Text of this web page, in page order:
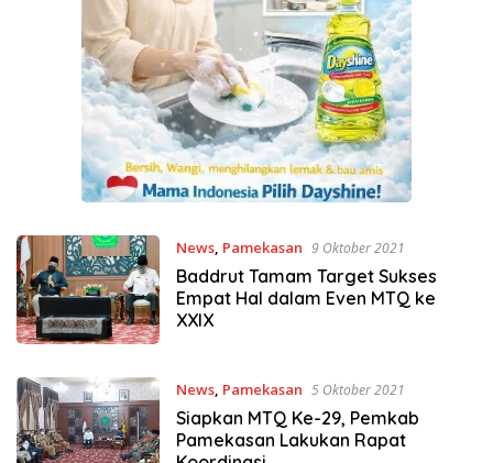
News, Pamekasan 9 Oktober 2021
Baddrut Tamam Target Sukses
Empat Hal dalam Even MTQ ke
XXIX
News, Pamekasan 5 Oktober 2021
Siapkan MTQ Ke-29, Pemkab
Pamekasan Lakukan Rapat